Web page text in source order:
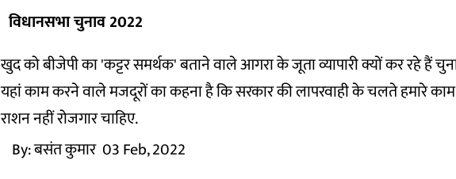
विधानसभा चुनाव 2022
खुद को बीजेपी का 'कट्टर समर्थक' बताने वाले आगरा के जूता व्यापारी क्यों कर रहे हैं
यहां काम करने वाले मजदूरों का कहना है कि सरकार की लापरवाही के चलते हमारे
राशन नहीं रोजगार चाहिए.
By:बसंत कुमार 03 Feb, 2022